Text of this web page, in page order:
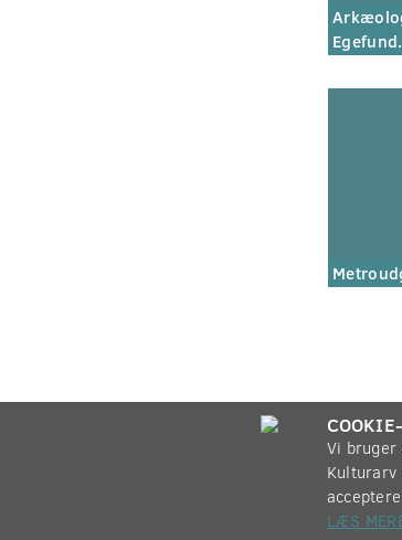
Egefund.
Vi bruger
Kulturarv
LÆS